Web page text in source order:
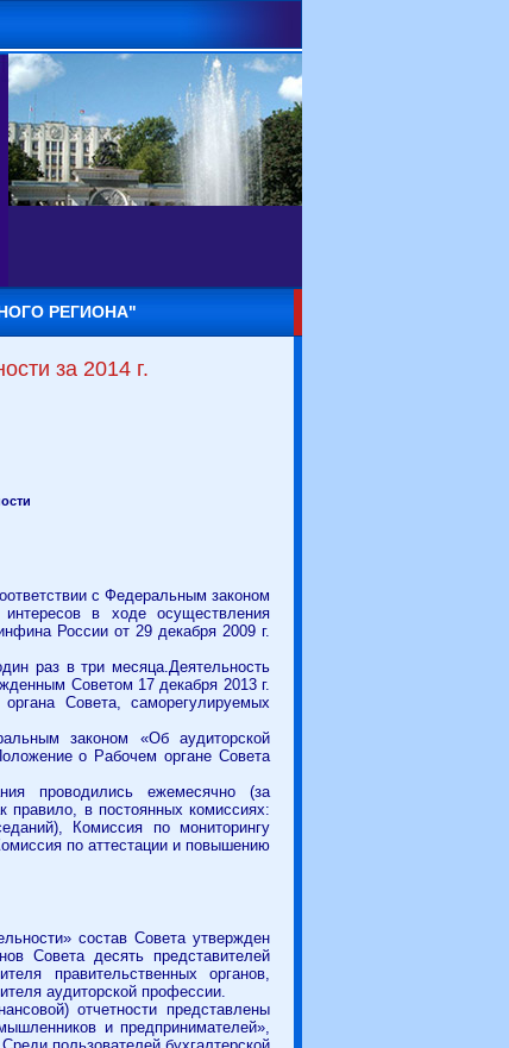
РЕГИОНА"
за 2014 г.
с Федеральным законом
в ходе осуществления
России от 29 декабря 2009 г.
раз в три месяца.Деятельность
Советом 17 декабря 2013 г.
Совета, саморегулируемых
законом «Об аудиторской
о Рабочем органе Совета
проводились ежемесячно (за
правило, в постоянных комиссиях:
Комиссия по мониторингу
по аттестации и повышению
состав Совета утвержден
Совета десять представителей
правительственных органов,
аудиторской профессии.
отчетности представлены
и предпринимателей»,